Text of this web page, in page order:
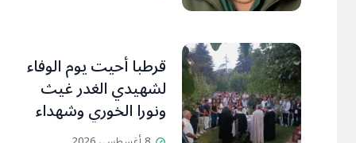
قرطبا أحيت يوم الوفاء
لشهيدي الغدر غيث
ونورا الخوري وشهداء
٤ آب من أبناء البلدة..